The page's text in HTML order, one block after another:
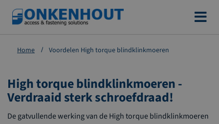
Ga
naar
inhoud
Home Voordelen High torque blindklinkmoeren
High torque blindklinkmoeren -
Verdraaid sterk schroefdraad!
De gatvullende werking van de High torque blindklinkmoeren